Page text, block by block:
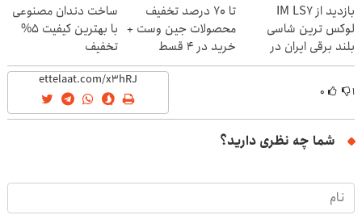
بازدید از IM LS7
لوکس ترین شاسی
بلند برقی ایران در
باشگاه انقلاب
تا 70 درصد تخفیف
محصولات جین وست +
خرید در 4 قسط
ساخت دندان مصنوعی
با بهترین کیفیت 5%
تخفیف
۱ ۰
شما چه نظری دارید؟